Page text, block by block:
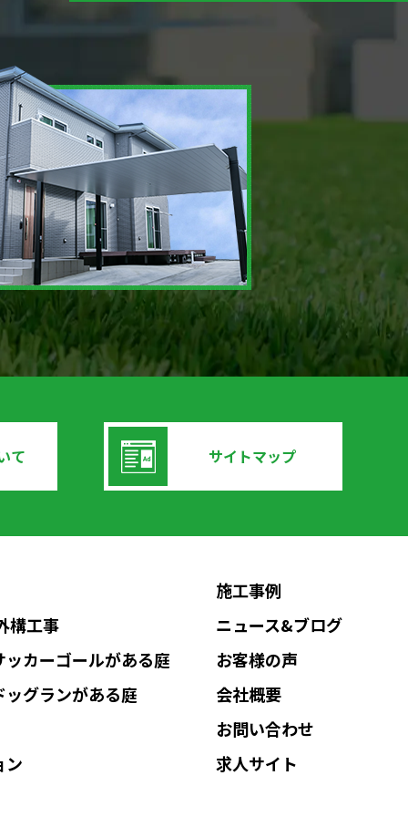
て サイトマップ
構工事
カーゴールがある庭
グランがある庭
ン
施工事例
ニュース&ブログ
お客様の声
会社概要
お問い合わせ
求人サイト